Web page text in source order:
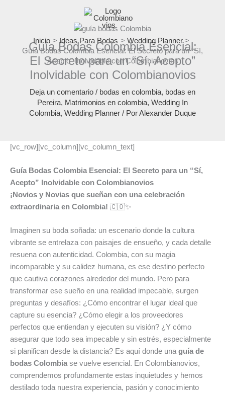
Inicio
Ideas Para Bodas
Wedding Planner
Guía Bodas Colombia Esencial: El Secreto para un “Sí,
Acepto” Inolvidable con Colombianovios
Guía Bodas Colombia Esencial:
El Secreto para un “Sí, Acepto”
Inolvidable con Colombianovios
Deja un comentario / bodas en colombia, bodas en
Pereira, Matrimonios en colombia, Wedding In
Colombia, Wedding Planner / PorAlexander Duque
[vc_row][vc_column][vc_column_text]
Guía Bodas Colombia Esencial: El Secreto para un “Sí,
Acepto” Inolvidable con Colombianovios
¡Novios y Novias que sueñan con una celebración
extraordinaria en Colombia! 🇨🇴✨
Imaginen su boda soñada: un escenario donde la cultura
vibrante se entrelaza con paisajes de ensueño, y cada detalle
resuena con autenticidad. Colombia, con su magia
incomparable y su calidez humana, es ese destino perfecto
que cautiva corazones alrededor del mundo. Pero para
transformar ese sueño en una realidad impecable, surgen
preguntas y desafíos: ¿Cómo encontrar el lugar ideal que
capture su esencia? ¿Cómo elegir a los proveedores
perfectos que entiendan y ejecuten su visión? ¿Y cómo
asegurar que todo sea impecable y sin estrés, especialmente
si planifican desde la distancia? Es aquí donde unaguía de
bodas Colombiase vuelve esencial. En Colombianovios,
comprendemos profundamente estas inquietudes y hemos
destilado toda nuestra experiencia, pasión y conocimiento